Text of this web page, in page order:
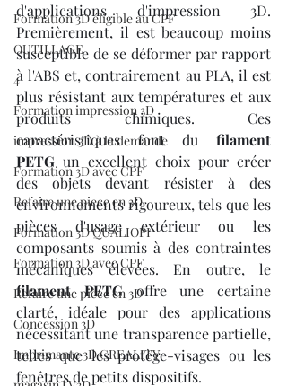
Formation 3D éligible au CPF
OUTILLAGE
4
Formation impression 3D
impression 3D à la demande
Formation 3D avec CPF
Refaire une piece en 3D
Formation 3D QUALIOPI
Formation 3D avec CPF
Refaire une pièce en 3D
Concession 3D
Imprimante 3D CREALITY
d'applications d'impression 3D.
Premièrement, il est beaucoup moins
susceptible de se déformer par rapport
à l'ABS et, contrairement au PLA, il est
plus résistant aux températures et aux
produits chimiques. Ces
caractéristiques font du filament
PETG un excellent choix pour créer
des objets devant résister à des
environnements rigoureux, tels que les
pièces d'usage extérieur ou les
composants soumis à des contraintes
filament PETG offre une certaine
clarté, idéale pour des applications
nécessitant une transparence partielle,
telles que les protège-visages ou les
fenêtres de petits dispositifs.